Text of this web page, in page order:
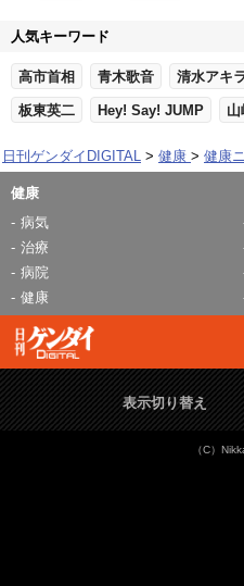
人気キーワード
高市首相 青木歌音 清水アキ
板東英二 Hey! Say! JUMP
日刊ゲンダイDIGITAL 健康 健康
健康
病気
治療
病院
健康
表示切り替え
（C）